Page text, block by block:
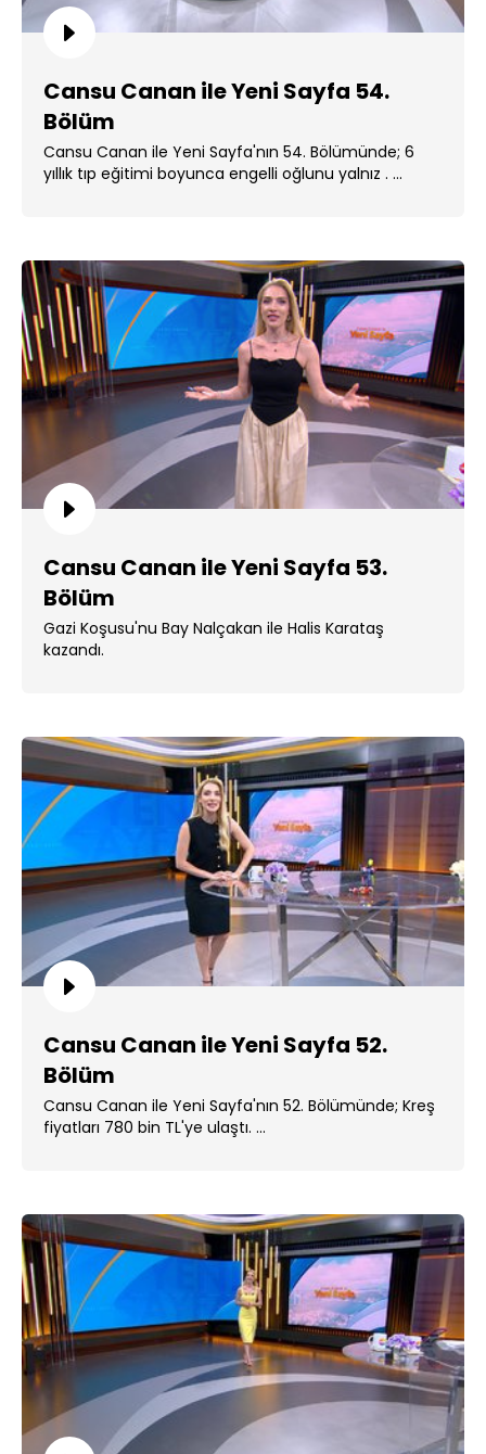
Cansu Canan ile Yeni Sayfa 54.
Bölüm
Cansu Canan ile Yeni Sayfa'nın 54. Bölümünde; 6
yıllık tıp eğitimi boyunca engelli oğlunu yalnız . ...
Cansu Canan ile Yeni Sayfa 53.
Bölüm
Gazi Koşusu'nu Bay Nalçakan ile Halis Karataş
kazandı.
Cansu Canan ile Yeni Sayfa 52.
Bölüm
Cansu Canan ile Yeni Sayfa'nın 52. Bölümünde; Kreş
fiyatları 780 bin TL'ye ulaştı. ...